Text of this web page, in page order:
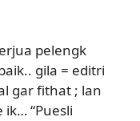
pelengk
gila = editri
gar fithat ; lan
“Puesli